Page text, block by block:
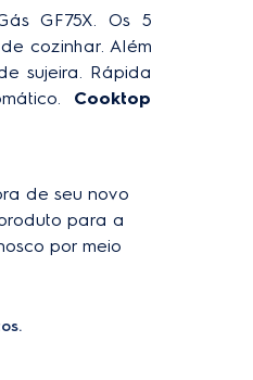
3 W
15,6 cm
12,4 kg
57,4 cm
GF75X. Os 5
cozinhar. Além
sujeira. Rápida
Cooktop
de seu novo
para a
por meio